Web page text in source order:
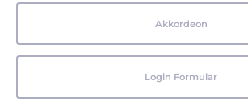
Akkordeon
Login Formular